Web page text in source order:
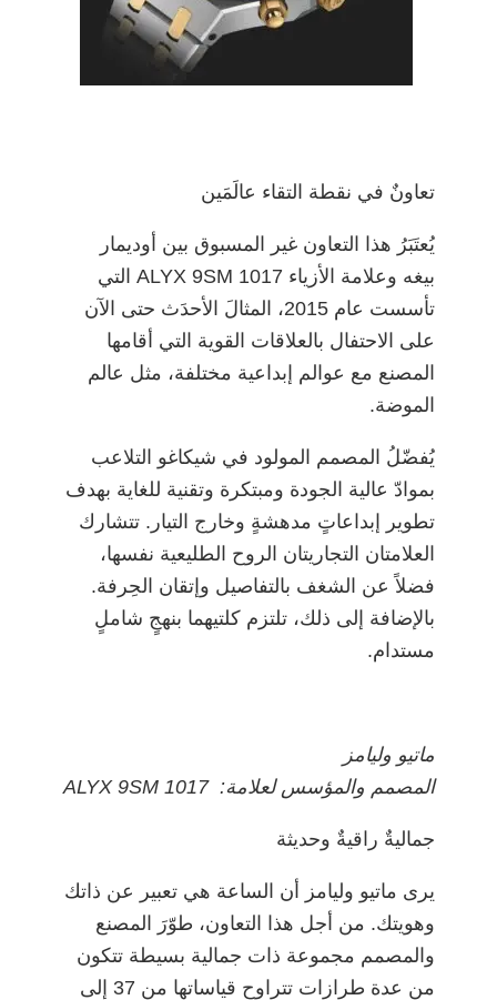
تعاونٌ في نقطة التقاء عالَمَين
يُعتَبَرُ هذا التعاون غير المسبوق بين أوديمار
بيغه وعلامة الأزياء 1017 ALYX 9SM التي
تأسست عام 2015، المثالَ الأحدَث حتى الآن
على الاحتفال بالعلاقات القوية التي أقامها
المصنع مع عوالم إبداعية مختلفة، مثل عالم
الموضة.
يُفضّلُ المصمم المولود في شيكاغو التلاعب
بموادّ عالية الجودة ومبتكرة وتقنية للغاية بهدف
تطوير إبداعاتٍ مدهشةٍ وخارج التيار. تتشارك
العلامتان التجاريتان الروح الطليعية نفسها،
فضلاً عن الشغف بالتفاصيل وإتقان الحِرفة.
بالإضافة إلى ذلك، تلتزم كلتيهما بنهجٍ شاملٍ
مستدام.
ماتيو وليامز
المصمم والمؤسس لعلامة: 1017 ALYX 9SM
جماليةٌ راقيةٌ وحديثة
يرى ماتيو وليامز أن الساعة هي تعبير عن ذاتك
وهويتك. من أجل هذا التعاون، طوّرَ المصنع
والمصمم مجموعة ذات جمالية بسيطة تتكون
من عدة طرازات تتراوح قياساتها من 37 إلى